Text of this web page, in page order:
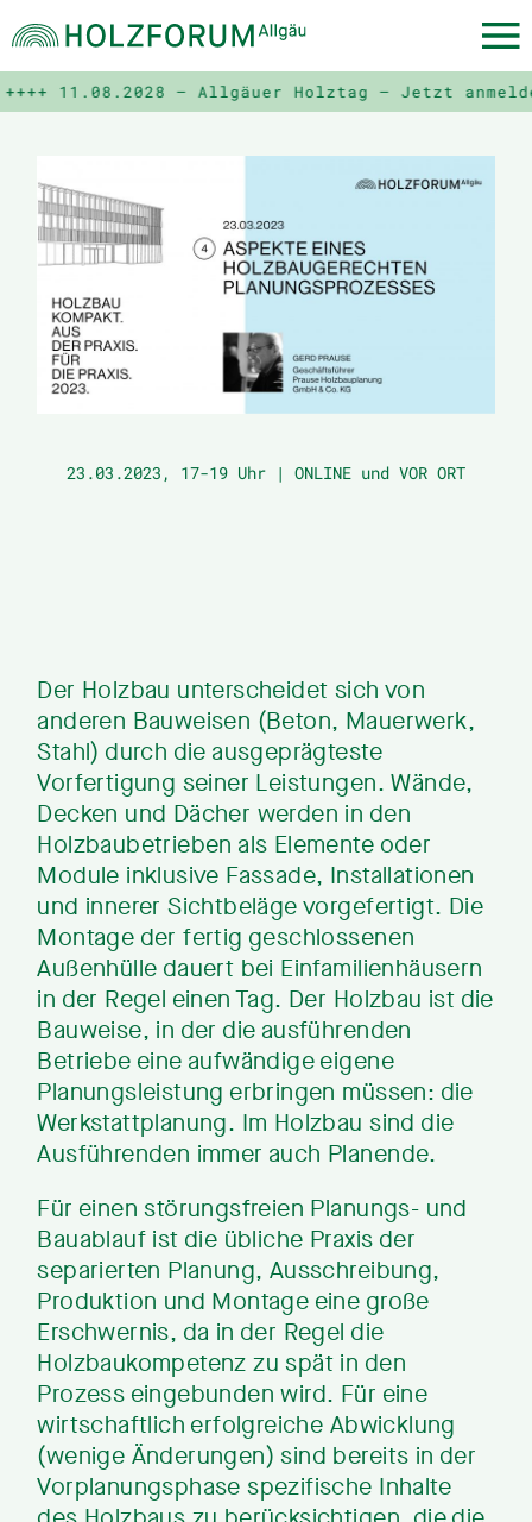
11.08.2028 – Allgäuer Holztag – Jetzt
23.03.2023, 17-19 Uhr | ONLINE und VOR ORT
Der Holzbau unterscheidet sich von
anderen Bauweisen (Beton, Mauerwerk,
Stahl) durch die ausgeprägteste
Vorfertigung seiner Leistungen. Wände,
Decken und Dächer werden in den
Holzbaubetrieben als Elemente oder
Module inklusive Fassade, Installationen
und innerer Sichtbeläge vorgefertigt. Die
Montage der fertig geschlossenen
Außenhülle dauert bei Einfamilienhäusern
in der Regel einen Tag. Der Holzbau ist die
Bauweise, in der die ausführenden
Betriebe eine aufwändige eigene
Planungsleistung erbringen müssen: die
Werkstattplanung. Im Holzbau sind die
Ausführenden immer auch Planende.
Für einen störungsfreien Planungs- und
Bauablauf ist die übliche Praxis der
separierten Planung, Ausschreibung,
Produktion und Montage eine große
Erschwernis, da in der Regel die
Holzbaukompetenz zu spät in den
Prozess eingebunden wird. Für eine
wirtschaftlich erfolgreiche Abwicklung
(wenige Änderungen) sind bereits in der
Vorplanungsphase spezifische Inhalte